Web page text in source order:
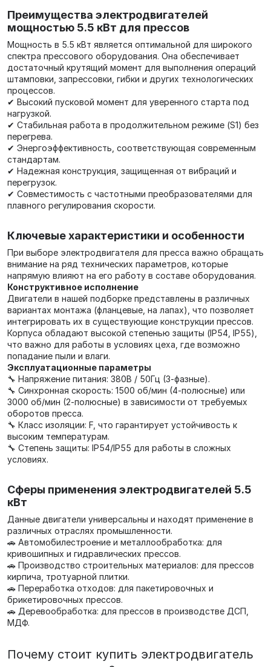
Преимущества электродвигателей
мощностью 5.5 кВт для прессов
Мощность в 5.5 кВт является оптимальной для широкого
спектра прессового оборудования. Она обеспечивает
достаточный крутящий момент для выполнения операций
штамповки, запрессовки, гибки и других технологических
процессов.
✔ Высокий пусковой момент для уверенного старта под
нагрузкой.
✔ Стабильная работа в продолжительном режиме (S1) без
перегрева.
✔ Энергоэффективность, соответствующая современным
стандартам.
✔ Надежная конструкция, защищенная от вибраций и
перегрузок.
✔ Совместимость с частотными преобразователями для
плавного регулирования скорости.
Ключевые характеристики и особенности
При выборе электродвигателя для пресса важно обращать
внимание на ряд технических параметров, которые
напрямую влияют на его работу в составе оборудования.
Конструктивное исполнение
Двигатели в нашей подборке представлены в различных
вариантах монтажа (фланцевые, на лапах), что позволяет
интегрировать их в существующие конструкции прессов.
Корпуса обладают высокой степенью защиты (IP54, IP55),
что важно для работы в условиях цеха, где возможно
попадание пыли и влаги.
Эксплуатационные параметры
🔧 Напряжение питания: 380В / 50Гц (3-фазные).
🔧 Синхронная скорость: 1500 об/мин (4-полюсные) или
3000 об/мин (2-полюсные) в зависимости от требуемых
оборотов пресса.
🔧 Класс изоляции: F, что гарантирует устойчивость к
высоким температурам.
🔧 Степень защиты: IP54/IP55 для работы в сложных
условиях.
Сферы применения электродвигателей 5.5
кВт
Данные двигатели универсальны и находят применение в
различных отраслях промышленности.
🚗 Автомобилестроение и металлообработка: для
кривошипных и гидравлических прессов.
🚗 Производство строительных материалов: для прессов
кирпича, тротуарной плитки.
🚗 Переработка отходов: для пакетировочных и
брикетировочных прессов.
🚗 Деревообработка: для прессов в производстве ДСП,
МДФ.
Почему стоит купить электродвигатель